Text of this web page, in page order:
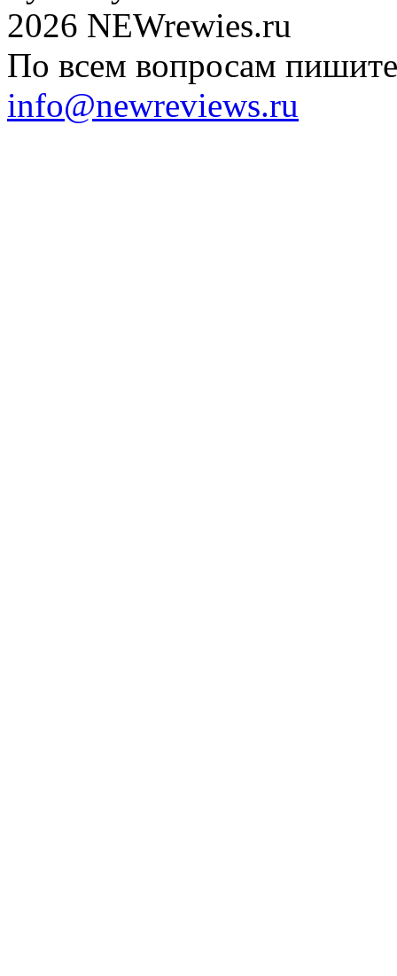
2026 NEWrewies.ru
По всем вопросам
info@newreviews.ru